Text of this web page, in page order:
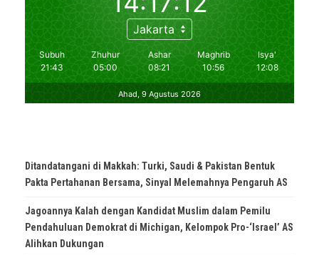
Ditandatangani di Makkah: Turki, Saudi & Pakistan Bentuk
Pakta Pertahanan Bersama, Sinyal Melemahnya Pengaruh AS
Jagoannya Kalah dengan Kandidat Muslim dalam Pemilu
Pendahuluan Demokrat di Michigan, Kelompok Pro-‘Israel’ AS
Alihkan Dukungan